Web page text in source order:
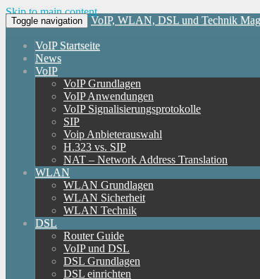
Skip to main content
Toggle navigation VoIP, WLAN, DSL und Technik
VoIP Startseite
News
VoIP
VoIP Grundlagen
VoIP Anwendungen
VoIP Signalisierungsprotokolle
SIP
Voip Anbieterauswahl
H.323 vs. SIP
NAT – Network Address Translation
WLAN
WLAN Grundlagen
WLAN Sicherheit
WLAN Technik
DSL
Router Guide
VoIP und DSL
DSL Grundlagen
DSL einrichten